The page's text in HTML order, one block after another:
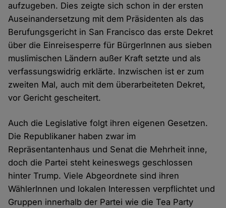
aufzugeben. Dies zeigte sich schon in der ersten
Auseinandersetzung mit dem Präsidenten als das
Berufungsgericht in San Francisco das erste Dekret
über die Einreisesperre für BürgerInnen aus sieben
muslimischen Ländern außer Kraft setzte und als
verfassungswidrig erklärte. Inzwischen ist er zum
zweiten Mal, auch mit dem überarbeiteten Dekret,
vor Gericht gescheitert.
Auch die Legislative folgt ihren eigenen Gesetzen.
Die Republikaner haben zwar im
Repräsentantenhaus und Senat die Mehrheit inne,
doch die Partei steht keineswegs geschlossen
hinter Trump. Viele Abgeordnete sind ihren
WählerInnen und lokalen Interessen verpflichtet und
Gruppen innerhalb der Partei wie die Tea Party